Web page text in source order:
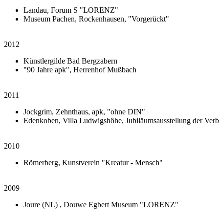
Landau, Forum S "LORENZ"
Museum Pachen, Rockenhausen, "Vorgerückt"
2012
Künstlergilde Bad Bergzabern
"90 Jahre apk", Herrenhof Mußbach
2011
Jockgrim, Zehnthaus, apk, "ohne DIN"
Edenkoben, Villa Ludwigshöhe, Jubiläumsausstellung der
2010
Römerberg, Kunstverein "Kreatur - Mensch"
2009
Joure (NL) , Douwe Egbert Museum "LORENZ"